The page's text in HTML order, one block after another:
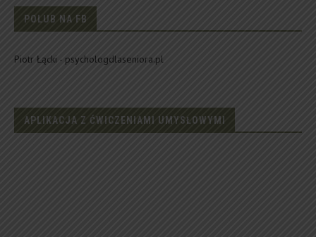
POLUB NA FB
Piotr Łącki - psychologdlaseniora.pl
APLIKACJA Z ĆWICZENIAMI UMYSŁOWYMI